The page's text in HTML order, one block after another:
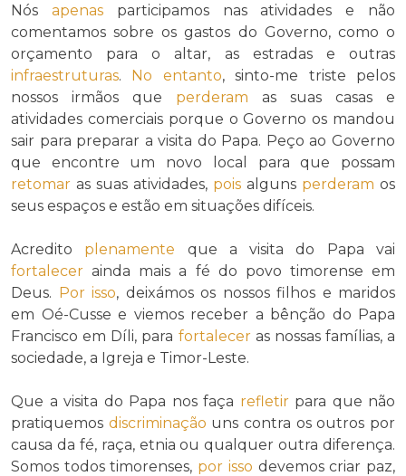
Nós apenasparticipamos nas atividades e não
comentamos sobre os gastos do Governo, como o
orçamento para o altar, as estradas e outras
infraestruturas. No entanto, sinto-me triste pelos
nossos irmãos que perderam as suas casas e
atividades comerciais porque o Governo os mandou
sair para preparar a visita do Papa. Peço ao Governo
que encontre um novo local para que possam
retomar as suas atividades, pois alguns perderam os
seus espaços e estão em situações difíceis.
Acredito plenamente que a visita do Papa vai
fortalecer ainda mais a fé do povo timorense em
Deus. Por isso, deixámos os nossos filhos e maridos
em Oé-Cusse e viemos receber a bênção do Papa
Francisco em Díli, para fortaleceras nossas famílias, a
sociedade, a Igreja e Timor-Leste.
Que a visita do Papa nos faça refletirpara que não
pratiquemos discriminação uns contra os outros por
causa da fé, raça, etnia ou qualquer outra diferença.
Somos todos timorenses, por isso devemos criar paz,